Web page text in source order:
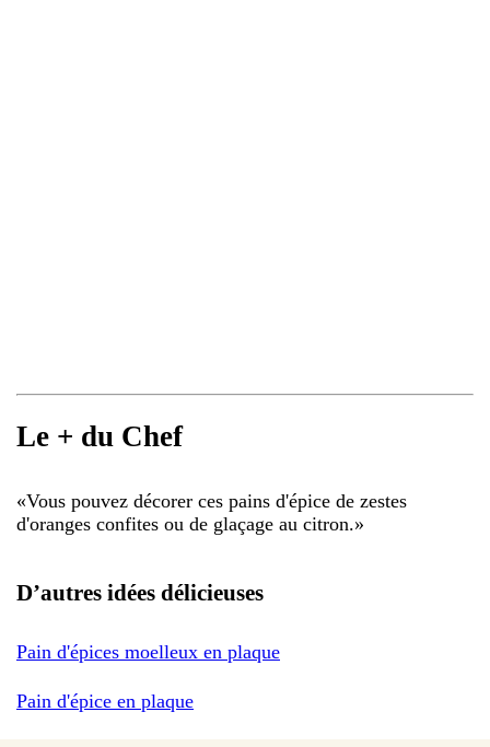
Le + du Chef
«Vous pouvez décorer ces pains d'épice de zestes
d'oranges confites ou de glaçage au citron.»
D’autres idées délicieuses
Pain d'épices moelleux en plaque
Pain d'épice en plaque